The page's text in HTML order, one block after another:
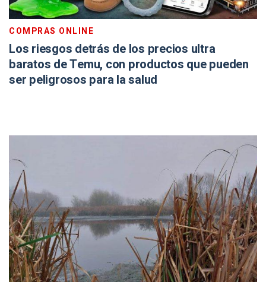
COMPRAS ONLINE
Los riesgos detrás de los precios ultra
baratos de Temu, con productos que pueden
ser peligrosos para la salud